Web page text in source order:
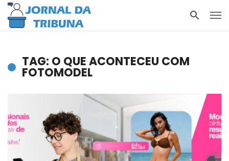
TAG: O QUE ACONTECEU COM
FOTOMODEL